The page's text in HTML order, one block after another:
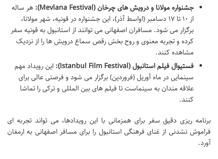
جشنواره مولانا و درویش های چرخان (Mevlana Festival):
هر ساله
از ۱۰ تا ۱۷ دسامبر (اواسط آذر)، این جشنواره در قونیه، شهر مولانا،
برگزار می شود. مسافران اصفهانی می توانند از استانبول به قونیه سفر
کرده و تجربه معنوی و روح بخش رقص سماع درویش ها را از نزدیک
مشاهده کنند.
فستیوال فیلم استانبول (Istanbul Film Festival):
این رویداد مهم
سینمایی در ماه آوریل (فروردین) برگزار می شود و فرصتی عالی برای
علاقه مندان به سینماست تا فیلم های بین المللی و ترکی را تماشا
کنند.
برنامه ریزی دقیق سفر برای همزمانی با این رویدادها، می تواند تجربه ای
فراموش نشدنی از غنای فرهنگی استانبول را برای مسافر اصفهانی به ارمغان
آورد.